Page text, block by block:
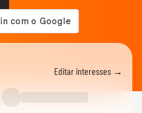
Editar interesses →